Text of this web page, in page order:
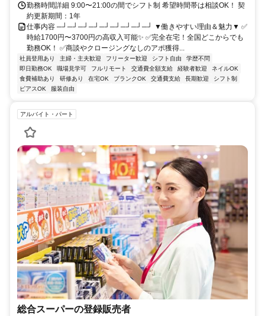
勤務時間詳細 9:00〜21:00の間でシフト制 希望時間帯は相談OK！ 契
約更新期間：1年
仕事内容 ─┘─┘─┘─┘─┘─┘─┘─┘─┘ ▼働きやすい理由＆魅力▼ ✅
時給1700円〜3700円の高収入可能✨ ✅完全在宅！全国どこからでも
勤務OK！ ✅商談やクロージングなしのアポ獲得...
社員登用あり 主婦・主夫歓迎 フリーター歓迎 シフト自由
学歴不問
即日勤務OK
職場見学可 フルリモート 交通費全額支給 経験者歓迎
ネイルOK
食費補助あり
研修あり 在宅OK ブランクOK 交通費支給 長期歓迎
シフト制
ピアスOK
服装自由
アルバイト・パート
総合スーパーの登録販売者